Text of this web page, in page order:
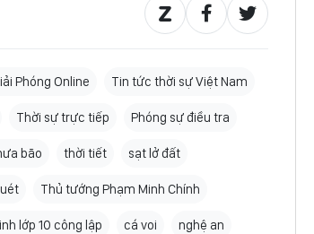
Phóng Online Tin tức thời sự Việt Nam
Thời sự trực tiếp Phóng sự điều tra
bão thời tiết sạt lở đất
Thủ tướng Phạm Minh Chính
lớp 10 công lập cá voi nghệ an